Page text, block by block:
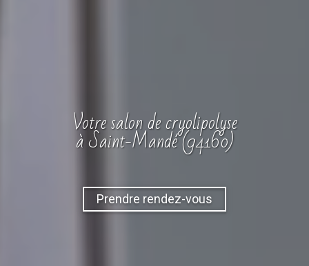
Votresalonde cryolipolyse
à Saint-Mandé (94160)
Prendre rendez-vous